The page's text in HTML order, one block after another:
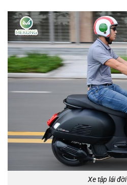
Xe tập lái